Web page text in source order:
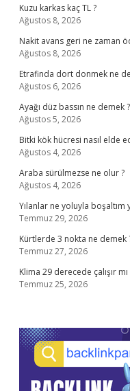
Kuzu karkas kaç TL ?
Ağustos 8, 2026
Nakit avans geri ne zaman
Ağustos 8, 2026
Etrafinda dort donmek ne
Ağustos 6, 2026
Ayağı düz bassın ne demek ?
Ağustos 5, 2026
Bitki kök hücresi nasıl elde
Ağustos 4, 2026
Araba sürülmezse ne olur ?
Ağustos 4, 2026
Yılanlar ne yoluyla boşaltım
Temmuz 29, 2026
Kürtlerde 3 nokta ne demek
Temmuz 27, 2026
Klima 29 derecede çalışır mı
Temmuz 25, 2026